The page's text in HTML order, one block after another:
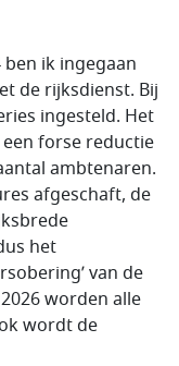
ik ingegaan
de rijksdienst. Bij
ingesteld. Het
forse reductie
ambtenaren.
afgeschaft, de
het
van de
worden alle
wordt de